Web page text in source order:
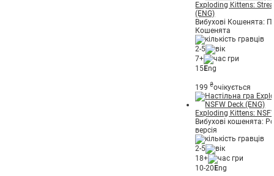
Exploding Kittens:
(ENG)
Вибухові Кошенята:
Кошенята
2-5
7+
15Eng
199₴очікується
Exploding Kittens:
Вибухові кошенята:
версія
2-5
18+
10-20 Eng